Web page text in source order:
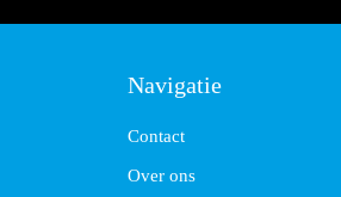
Navigatie
Contact
Over ons